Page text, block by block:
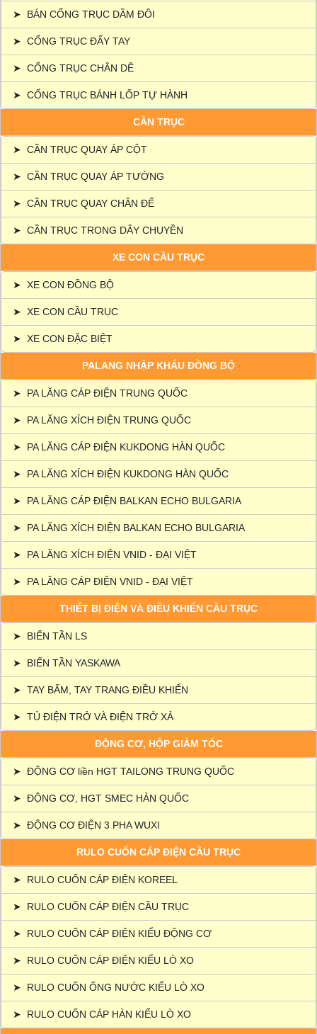
➤ BÁN CỔNG TRỤC DẦM ĐÔI
➤ CỔNG TRỤC ĐẨY TAY
➤ CỔNG TRỤC CHÂN DÊ
➤ CỔNG TRỤC BÁNH LỐP TỰ HÀNH
CẦN TRỤC
➤ CẦN TRỤC QUAY ÁP CỘT
➤ CẦN TRỤC QUAY ÁP TƯỜNG
➤ CẦN TRỤC QUAY CHÂN ĐẾ
➤ CẦN TRỤC TRONG DÂY CHUYỀN
XE CON CẦU TRỤC
➤ XE CON ĐỒNG BỘ
➤ XE CON CẦU TRỤC
➤ XE CON ĐẶC BIỆT
PALANG NHẬP KHẨU ĐỒNG BỘ
➤ PA LĂNG CÁP ĐIỆN TRUNG QUỐC
➤ PA LĂNG XÍCH ĐIỆN TRUNG QUỐC
➤ PA LĂNG CÁP ĐIỆN KUKDONG HÀN QUỐC
➤ PA LĂNG XÍCH ĐIỆN KUKDONG HÀN QUỐC
➤ PA LĂNG CÁP ĐIỆN BALKAN ECHO BULGARIA
➤ PA LĂNG XÍCH ĐIỆN BALKAN ECHO BULGARIA
➤ PA LĂNG XÍCH ĐIỆN VNID - ĐẠI VIỆT
➤ PA LĂNG CÁP ĐIỆN VNID - ĐẠI VIỆT
THIẾT BỊ ĐIỆN VÀ ĐIỀU KHIỂN CẦU TRỤC
➤ BIẾN TẦN LS
➤ BIẾN TẦN YASKAWA
➤ TAY BẤM, TAY TRANG ĐIỀU KHIỂN
➤ TỦ ĐIỆN TRỞ VÀ ĐIỆN TRỞ XẢ
ĐỘNG CƠ, HỘP GIẢM TỐC
➤ ĐỘNG CƠ liền HGT TAILONG TRUNG QUỐC
➤ ĐỘNG CƠ, HGT SMEC HÀN QUỐC
➤ ĐỘNG CƠ ĐIỆN 3 PHA WUXI
RULO CUỐN CÁP ĐIỆN CẦU TRỤC
➤ RULO CUỐN CÁP ĐIỆN KOREEL
➤ RULO CUỐN CÁP ĐIỆN CẦU TRỤC
➤ RULO CUỐN CÁP ĐIỆN KIỂU ĐỘNG CƠ
➤ RULO CUỐN CÁP ĐIỆN KIỂU LÒ XO
➤ RULO CUỐN ỐNG NƯỚC KIỂU LÒ XO
➤ RULO CUỐN CÁP HÀN KIỂU LÒ XO